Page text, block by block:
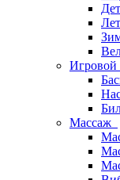
Игровой
Массаж